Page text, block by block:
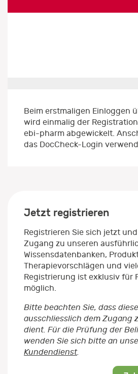
Beim erstmaligen Einloggen
wird einmalig der
ebi-pharm abgewickelt.
das DocCheck-Login
Jetzt registrieren
Registrieren Sie sich jetzt
Zugang zu unseren
Wissensdatenbanken,
Therapievorschlägen und
Registrierung ist exklusiv für
möglich.
Bitte beachten Sie, dass
ausschliesslich dem Zugang
dient. Für die Prüfung der
wenden Sie sich bitte an
Kundendienst.